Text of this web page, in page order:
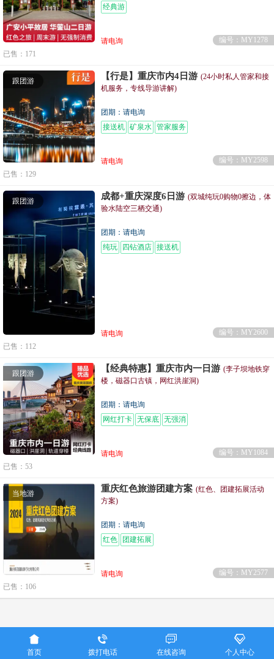
经典游
请电询
编号：MY1278
已售：171
跟团游 【行是】重庆市内4日游 (24小时私人管家和接
机服务，专线导游讲解)
团期：请电询
接送机 矿泉水 管家服务
请电询
编号：MY2598
已售：129
跟团游 成都+重庆深度6日游 (双城纯玩0购物0擦边，体
验水陆空三栖交通)
团期：请电询
纯玩
四钻酒店 接送机
请电询
编号：MY2600
已售：112
跟团游 【经典特惠】重庆市内一日游 (李子坝地铁穿
楼，磁器口古镇，网红洪崖洞)
团期：请电询
网红打卡 无保底 无强消
请电询
编号：MY1084
已售：53
当地游 重庆红色旅游团建方案 (红色、团建拓展活动
方案)
团期：请电询
红色
团建拓展
请电询
编号：MY2577
已售：106
重庆美亚国际旅行社联系电话：023-86915016
Copyright ©
重庆美亚国际旅行社

首页

拨打电话

在线咨询

个人中心